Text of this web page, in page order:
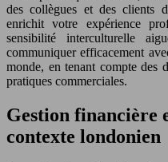
des collègues et des clients
enrichit votre expérience
sensibilité interculturelle
communiquer efficacement
monde, en tenant compte des
pratiques commerciales.
Gestion financière
contexte londonien